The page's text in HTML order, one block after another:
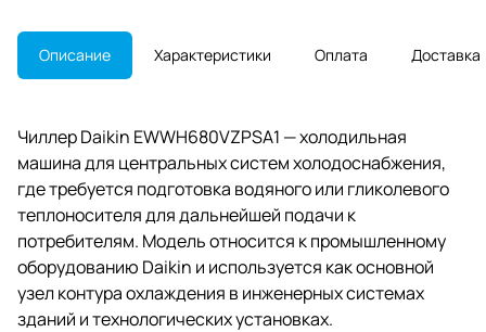
Описание Характеристики Оплата Доставка
Чиллер Daikin EWWH680VZPSA1 — холодильная
машина для центральных систем холодоснабжения,
где требуется подготовка водяного или гликолевого
теплоносителя для дальнейшей подачи к
потребителям. Модель относится к промышленному
оборудованию Daikin и используется как основной
узел контура охлаждения в инженерных системах
зданий и технологических установках.